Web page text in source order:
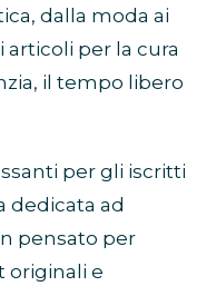
dalla moda ai
articoli per la cura
il tempo libero
per gli iscritti
dedicata ad
pensato per
originali e